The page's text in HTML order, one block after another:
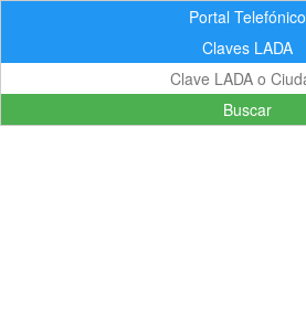
Portal Telefónico
Claves LADA
Buscar